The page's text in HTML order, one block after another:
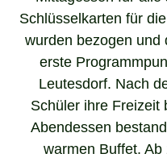
Schlüsselkarten für
wurden bezogen und
erste
Leutesdorf. Nach
Schüler ihre Freizeit
Abendessen
warmen Buffet.